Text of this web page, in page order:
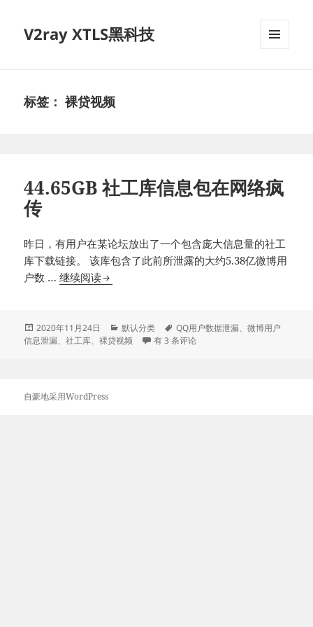
V2ray XTLS黑科技
标签：裸贷视频
44.65GB 社工库信息包在网络疯
传
昨日，有用户在某论坛放出了一个包含庞大信息量的社工
库下载链接。 该库包含了此前所泄露的大约5.38亿微博用
户数 …继续阅读44.65GB
库
信
在
发
布
2020年11月24日
分
类
默认分类
标
签
QQ用户数据泄漏、微博用户
信息泄漏、社工库、裸贷视频 44.65GB 社工库信息包在网络疯传
有 3 条评论
自豪地采用WordPress